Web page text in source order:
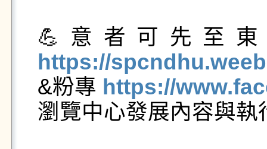
https://
&粉專 https://
瀏覽中心發展內容與執